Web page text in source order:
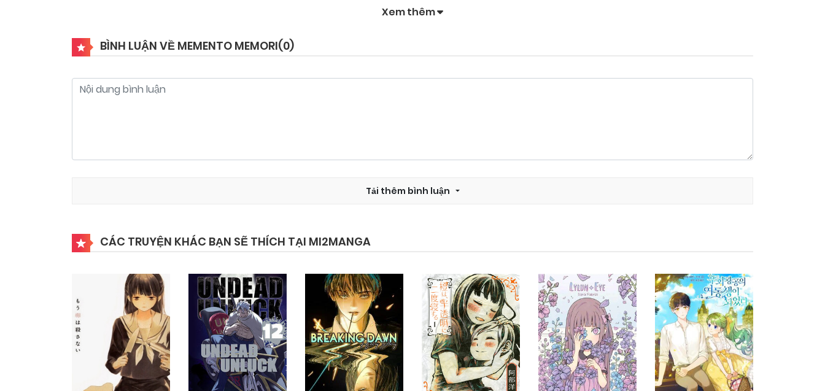
Chapter 8
Xem thêm
BÌNH LUẬN VỀ MEMENTO MEMORI(0)
Tải thêm bình luận
CÁC TRUYỆN KHÁC BẠN SẼ THÍCH TẠI MI2MANGA